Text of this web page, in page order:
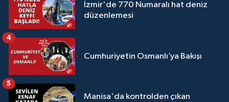
İzmir'de 770 Numaralı hat deniz
düzenlemesi
Cumhuriyetin Osmanlı’ya Bakışı
4
Manisa'da kontrolden çıkan
5